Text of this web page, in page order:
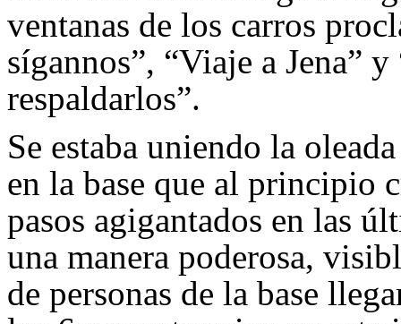
ventanas de los carros
sígannos”, “Viaje a Jena”
respaldarlos”.
Se estaba uniendo la
en la base que al principio
pasos agigantados en las
una manera poderosa,
de personas de la base